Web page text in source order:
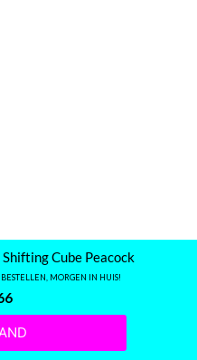
Cube Peacock
BESTELLEN, MORGEN IN HUIS!